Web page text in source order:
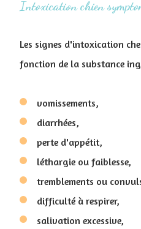
Intoxication chien
Les signes d'intoxication
fonction de la substance
vomissements,
diarrhées,
perte d'appétit,
léthargie ou faiblesse,
tremblements ou
difficulté à respirer,
salivation excessive,